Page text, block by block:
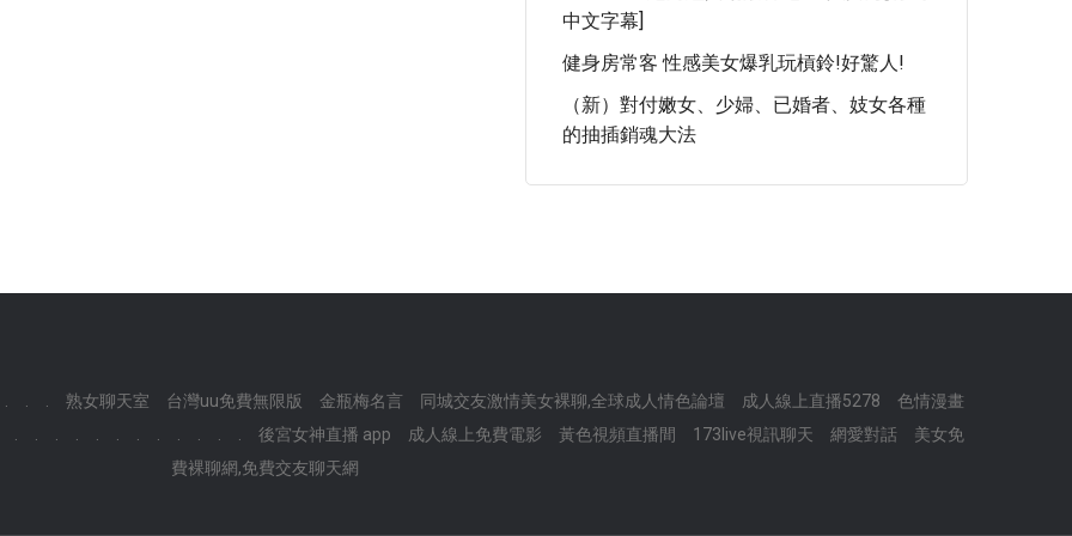
中文字幕]
健身房常客 性感美女爆乳玩槓鈴!好驚人!
（新）對付嫩女、少婦、已婚者、妓女各種
的抽插銷魂大法
熟女聊天室 台灣uu免費無限版 金瓶梅名言 同城交友激情美女裸聊,全球成人情色論壇 成人線上直播5278
色情漫畫
後宮女神直播 app 成人線上免費電影 黃色視頻直播間 173live視訊聊天 網愛對話
美女免
費裸聊網,免費交友聊天網